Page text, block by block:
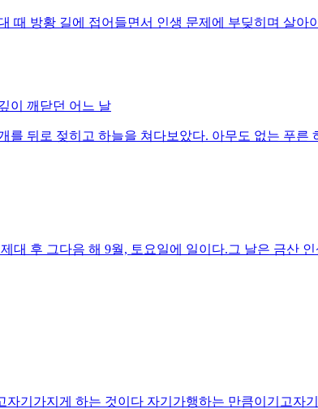
때 방황 길에 접어들면서 인생 문제에 부딪히며 살
이 깨닫던 어느 날
를 뒤로 젖히고 하늘을 쳐다보았다. 아무도 없는 푸른
대 후 그다음 해 9월, 토요일에 일이다.그 날은 금산
자기가지게 하는 것이다 자기가행하는 만큼이기고자